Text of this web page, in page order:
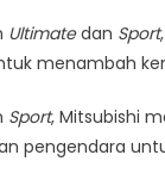
Ultimatedan Sport
menambah
Sport, Mitsubishi
pengendara